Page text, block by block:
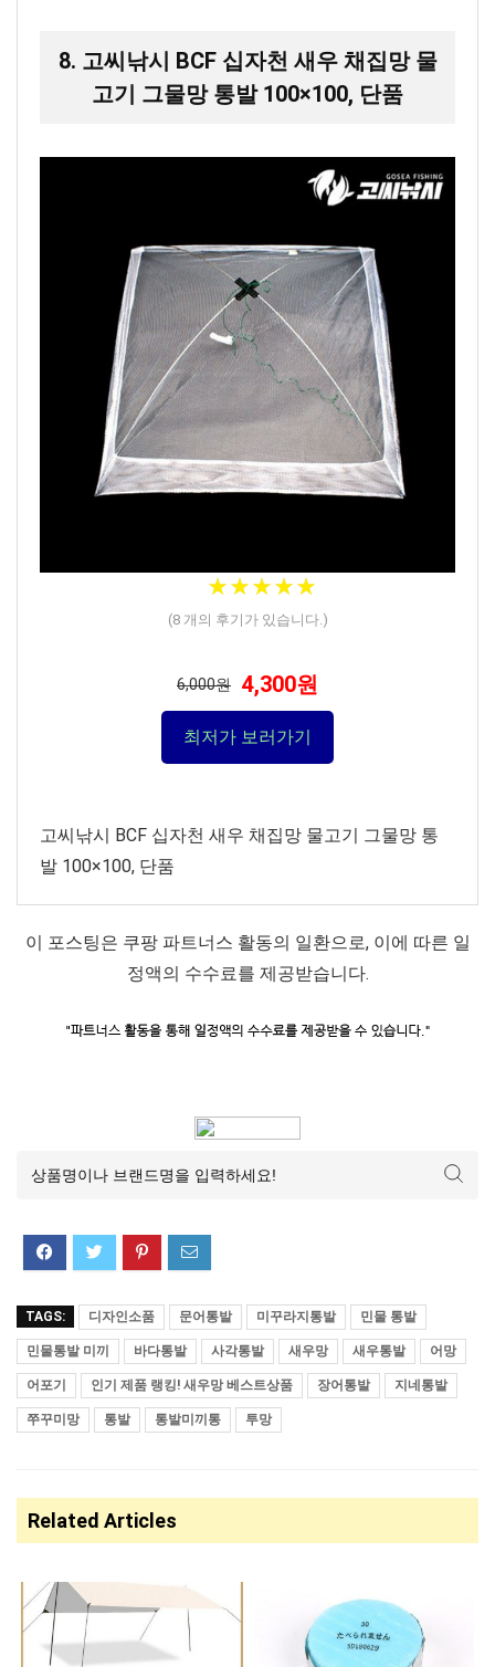
8. 고씨낚시 BCF 십자천 새우 채집망 물
고기 그물망 통발 100×100, 단품
★★★★★
★★★★★
(8개의 후기가 있습니다.)
6,000원 4,300원
최저가 보러가기
고씨낚시 BCF 십자천 새우 채집망 물고기 그물망 통
발 100×100, 단품
이 포스팅은 쿠팡 파트너스 활동의 일환으로, 이에 따른 일
정액의 수수료를 제공받습니다.
TAGS: 디자인소품 문어통발 미꾸라지통발 민물 통발
민물통발 미끼 바다통발 사각통발 새우망 새우통발 어망
어포기 인기 제품 랭킹! 새우망 베스트상품 장어통발 지네통발
쭈꾸미망 통발 통발미끼통 투망
Related Articles